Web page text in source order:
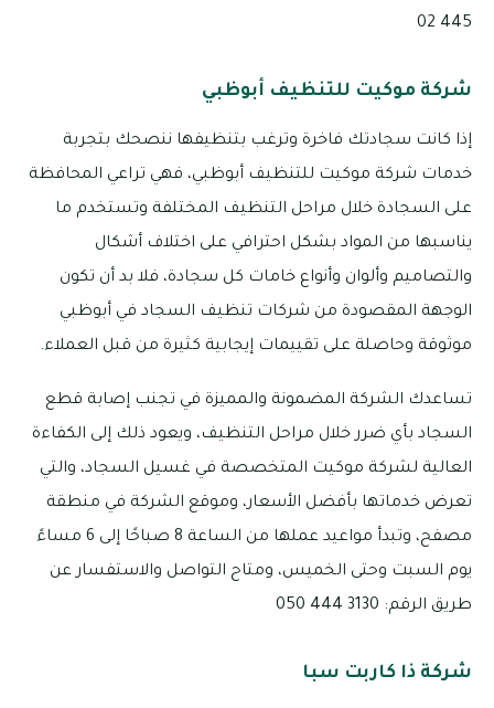
445 02
شركة موكيت للتنظيف أبوظبي
إذا كانت سجادتك فاخرة وترغب بتنظيفها ننصحك بتجربة
خدمات شركة موكيت للتنظيف أبوظبي، فهي تراعي المحافظة
على السجادة خلال مراحل التنظيف المختلفة وتستخدم ما
يناسبها من المواد بشكل احترافي على اختلاف أشكال
والتصاميم وألوان وأنواع خامات كل سجادة، فلا بد أن تكون
الوجهة المقصودة من شركات تنظيف السجاد في أبوظبي
موثوقة وحاصلة على تقييمات إيجابية كثيرة من قبل العملاء.
تساعدك الشركة المضمونة والمميزة في تجنب إصابة قطع
السجاد بأي ضرر خلال مراحل التنظيف، ويعود ذلك إلى الكفاءة
العالية لشركة موكيت المتخصصة في غسيل السجاد، والتي
تعرض خدماتها بأفضل الأسعار، وموقع الشركة في منطقة
مصفح، وتبدأ مواعيد عملها من الساعة 8 صباحًا إلى 6 مساءً
يوم السبت وحتى الخميس، ومتاح التواصل والاستفسار عن
طريق الرقم: 3130 444 050
شركة ذا كاربت سبا